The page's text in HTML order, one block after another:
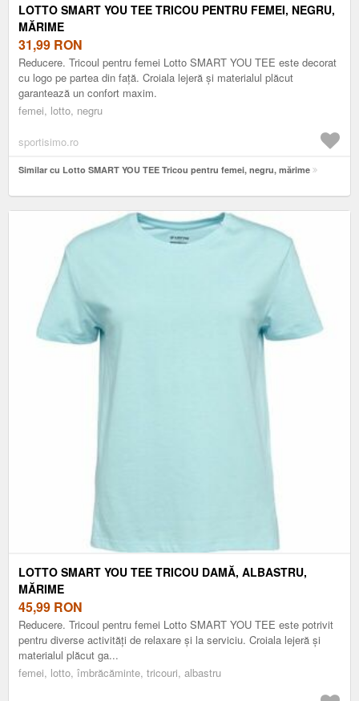
LOTTO SMART YOU TEE TRICOU PENTRU FEMEI, NEGRU,
MĂRIME
31,99 RON
Reducere. Tricoul pentru femei Lotto SMART YOU TEE este decorat
cu logo pe partea din față. Croiala lejeră și materialul plăcut
garantează un confort maxim.
femei, lotto, negru
sportisimo.ro
Similar cu Lotto SMART YOU TEE Tricou pentru femei, negru, mărime
LOTTO SMART YOU TEE TRICOU DAMĂ, ALBASTRU,
MĂRIME
45,99 RON
Reducere. Tricoul pentru femei Lotto SMART YOU TEE este potrivit
pentru diverse activități de relaxare și la serviciu. Croiala lejeră și
materialul plăcut ga...
femei, lotto, îmbrăcăminte, tricouri, albastru